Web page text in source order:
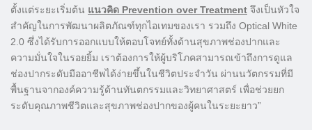
ตั้งแต่ระยะเริ่มต้น แนวคิด Prevention over Treatment จึงเป็นหัวใจ
สำคัญในการพัฒนาผลิตภัณฑ์ทุกไอเทมของเรา รวมถึง Optical White
2.0 ซึ่งได้รับการออกแบบให้ตอบโจทย์ทั้งด้านสุขภาพช่องปากและ
ความมั่นใจในรอยยิ้ม เราต้องการให้ผู้บริโภคสามารถเข้าถึงการดูแล
ช่องปากระดับมืออาชีพได้ง่ายขึ้นในชีวิตประจำวัน ผ่านนวัตกรรมที่มี
พื้นฐานจากองค์ความรู้ด้านทันตกรรมและวิทยาศาสตร์ เพื่อช่วยยก
ระดับคุณภาพชีวิตและสุขภาพช่องปากของผู้คนในระยะยาว”